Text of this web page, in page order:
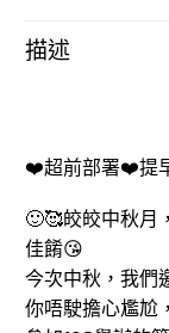
描述
❤️超前部署❤️提
🙂🥰皎皎中秋月
佳餚😘
今次中秋，我們
你唔駛擔心尷尬